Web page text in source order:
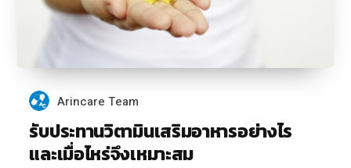
Arincare Team
รับประทานวิตามินเสริมอาหารอย่างไร
และเมื่อไหร่จึงเหมาะสม